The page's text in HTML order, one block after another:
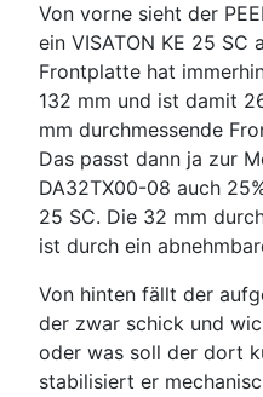
Von vorne sieht der
ein VISATON KE 25 SC
Frontplatte hat
132 mm und ist damit
mm durchmessende
Das passt dann ja zur
DA32TX00-08 auch
25 SC. Die 32 mm
ist durch ein
Von hinten fällt der
der zwar schick und
oder was soll der dort
stabilisiert er